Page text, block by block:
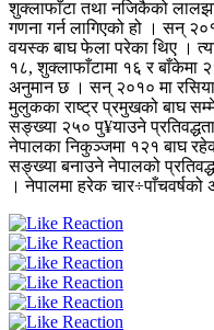
शुक्लाफाँटा तथा नजिकैको
गणना गर्न लागिएको हो । सन्
वयस्क बाघ फेला परेका थिए ।
१८, शुक्लाफाँटामा १६ र बाँकेमा
अनुमान छ । सन् २०१० मा
मुलुकका राष्ट्र प्रमुखको बाघ
सङ्ख्या २५० पु¥याउने
नेपालका निकुञ्जमा १२१ बाघ
सङ्ख्या बनाउने नेपालको
। नेपालमा हरेक चार÷पाँचवर्षको